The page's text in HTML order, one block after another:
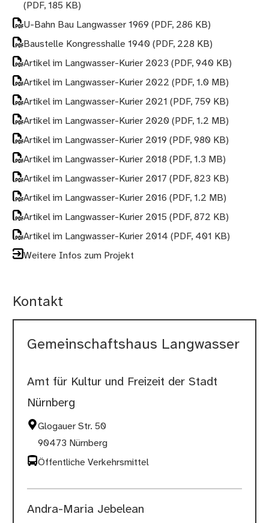
(PDF, 185 KB)
U-Bahn Bau Langwasser 1969(PDF, 286 KB)
Baustelle Kongresshalle 1940(PDF, 228 KB)
Artikel im Langwasser-Kurier 2023(PDF, 940 KB)
Artikel im Langwasser-Kurier 2022(PDF, 1.0 MB)
Artikel im Langwasser-Kurier 2021(PDF, 759 KB)
Artikel im Langwasser-Kurier 2020(PDF, 1.2 MB)
Artikel im Langwasser-Kurier 2019(PDF, 980 KB)
Artikel im Langwasser-Kurier 2018(PDF, 1.3 MB)
Artikel im Langwasser-Kurier 2017(PDF, 823 KB)
Artikel im Langwasser-Kurier 2016(PDF, 1.2 MB)
Artikel im Langwasser-Kurier 2015(PDF, 872 KB)
Artikel im Langwasser-Kurier 2014(PDF, 401 KB)
Weitere Infos zum Projekt
Kontakt
Gemeinschaftshaus Langwasser
Amt für Kultur und Freizeit der Stadt
Nürnberg
Glogauer Str. 50
90473 Nürnberg
Öffentliche Verkehrsmittel
Andra-Maria Jebelean